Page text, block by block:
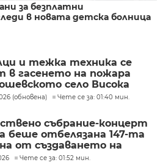
за безплатни
в новата детска болница
и тежка техника се
в гасенето на пожара
село Висока
(обновена) Чете се за: 01:40 мин.
събрание-концерт
беше отбелязана 147-та
от създаването на
сили
Чете се за: 01:52 мин.